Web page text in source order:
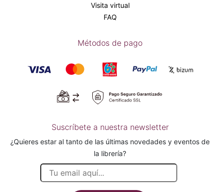
Visita virtual
FAQ
Métodos de pago
Suscríbete a nuestra newsletter
¿Quieres estar al tanto de las últimas novedades y eventos de
la librería?